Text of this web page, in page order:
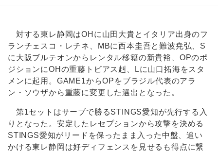
対する東レ静岡はOHに山田大貴とイタリア出身のフ
ランチェスコ・レチネ、MBに西本圭吾と難波尭弘、S
に大阪ブルテオンからレンタル移籍の新貴裕、OPのポ
ジションにOHの重藤トビアス赳、Lに山口拓海をスタ
メンに起用。GAME1からOPをブラジル代表のアラ
ン・ソウザから重藤に変更した選出となった。
第1セットはサーブで勝るSTINGS愛知が先行する入
りとなった。安定したレセプションから攻撃を決める
STINGS愛知がリードを保ったまま入った中盤、追い
かける東レ静岡は好ディフェンスを見せるも得点に繋